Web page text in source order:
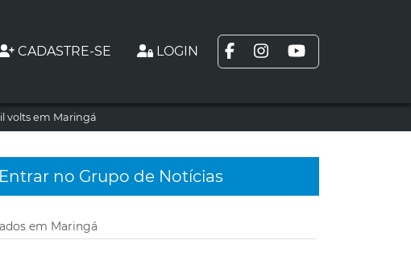
CADASTRE-SE LOGIN
volts em Maringá
Entrar no Grupo de Notícias
em Maringá